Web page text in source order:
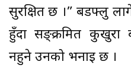
सुरक्षित छ ।” बर्डफ्लु
हुँदा सङ्क्रमित कुखुरा
नहुने उनको भनाइ छ ।